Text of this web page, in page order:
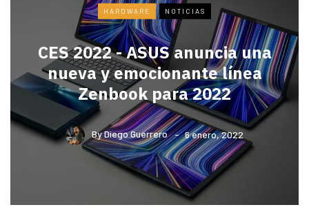
HARDWARE NOTICIAS
CES 2022 - ASUS anuncia una
nueva y emocionante línea
Zenbook para 2022
ByDiego Guerrero 6 enero, 2022